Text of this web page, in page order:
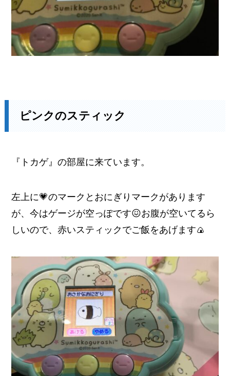
ピンクのスティック
『トカゲ』の部屋に来ています。
左上に💗のマークとおにぎりマークがあります
が、今はゲージが空っぽです😖お腹が空いてるら
しいので、赤いスティックでご飯をあげます🍙